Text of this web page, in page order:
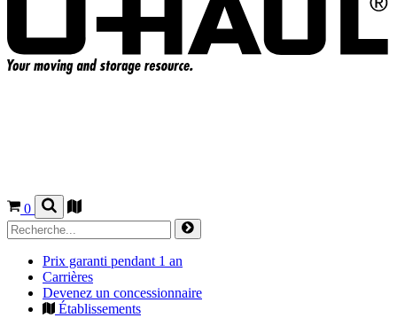
0
Prix garanti pendant 1 an
Carrières
Devenez un concessionnaire
Établissements